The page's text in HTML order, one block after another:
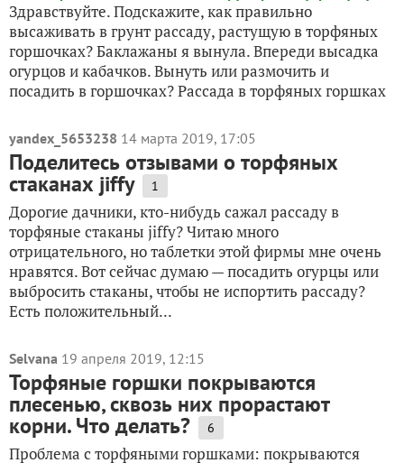
Здравствуйте. Подскажите, как правильно
высаживать в грунт рассаду, растущую в торфяных
горшочках? Баклажаны я вынула. Впереди высадка
огурцов и кабачков. Вынуть или размочить и
посадить в горшочках? Рассада в торфяных горшках
yandex_5653238 14 марта 2019, 17:05
Поделитесь отзывами о торфяных
стаканах jiffy 1
Дорогие дачники, кто-нибудь сажал рассаду в
торфяные стаканы jiffy? Читаю много
отрицательного, но таблетки этой фирмы мне очень
нравятся. Вот сейчас думаю — посадить огурцы или
выбросить стаканы, чтобы не испортить рассаду?
Есть положительный...
Selvana 19 апреля 2019, 12:15
Торфяные горшки покрываются
плесенью, сквозь них прорастают
корни. Что делать? 6
Проблема с торфяными горшками: покрываются